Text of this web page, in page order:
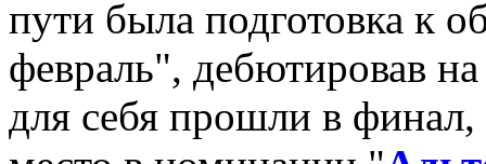
пути была подготовка к
февраль", дебютировав
для себя прошли в финал,